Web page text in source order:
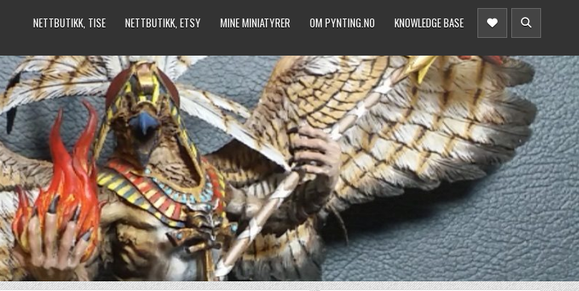
NETTBUTIKK, TISE NETTBUTIKK, ETSY MINE MINIATYRER OM PYNTING.NO KNOWLEDGE BASE